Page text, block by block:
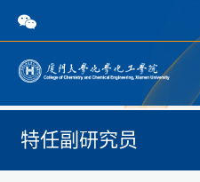
特任副研究员